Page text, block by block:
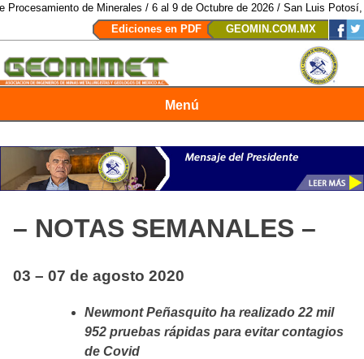
de Minerales / 6 al 9 de Octubre de 2026 / San Luis Potosí, SLP //
Ediciones en PDF
GEOMIN.COM.MX
Menú
– NOTAS SEMANALES –
03 – 07 de agosto 2020
Newmont Peñasquito ha realizado 22 mil
952 pruebas rápidas para evitar contagios
de Covid